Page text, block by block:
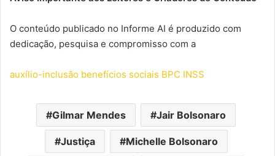
O conteúdo publicado no Informe AI é produzido com
dedicação, pesquisa e compromisso com a
auxílio-inclusão benefícios sociais BPC INSS
Gilmar Mendes Jair Bolsonaro
Justiça Michelle Bolsonaro